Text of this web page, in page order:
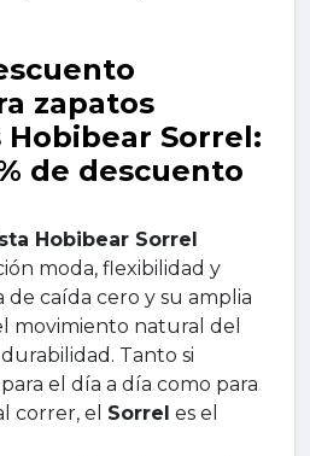
zapatos
Sorrel:
de descuento
Hobibear Sorrel
moda, flexibilidad y
de caída cero y su amplia
movimiento natural del
Tanto si
el día a día como para
correr, el Sorrel es el